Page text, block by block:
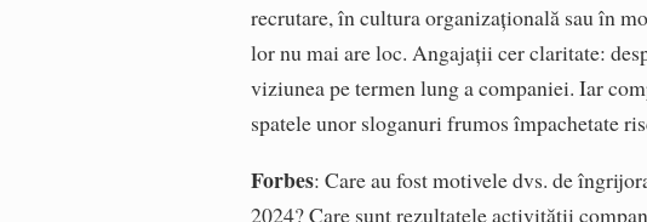
recrutare, în cultura organizațională sau în
lor nu mai are loc. Angajații cer claritate:
viziunea pe termen lung a companiei. Iar
spatele unor sloganuri frumos împachetate
Forbes: Care au fost motivele dvs. de
2024? Care sunt rezultatele activității